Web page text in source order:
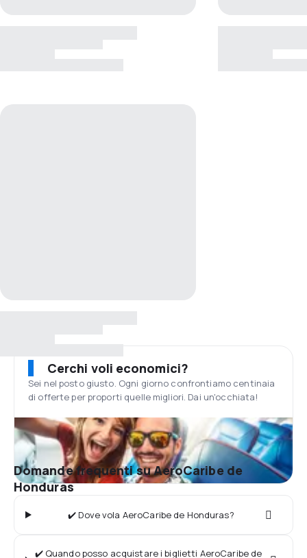
Cerchi voli economici?
Sei nel posto giusto. Ogni giorno confrontiamo centinaia
di offerte per proporti quelle migliori. Dai un'occhiata!
Domande frequenti su AeroCaribe de
Honduras
✔️ Dove vola AeroCaribe de Honduras?
✔️ Quando posso acquistare i biglietti AeroCaribe de